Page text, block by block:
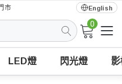
市 English
0
LED燈 閃光燈